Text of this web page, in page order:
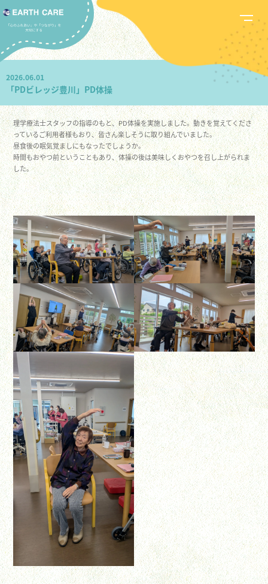
2026.06.01
「PDビレッジ豊川」PD体操
理学療法士スタッフの指導のもと、PD体操を実施しました。動きを覚えてくださ
っているご利用者様もおり、皆さん楽しそうに取り組んでいました。
昼食後の眠気覚ましにもなったでしょうか。
時間もおやつ前ということもあり、体操の後は美味しくおやつを召し上がられま
した。